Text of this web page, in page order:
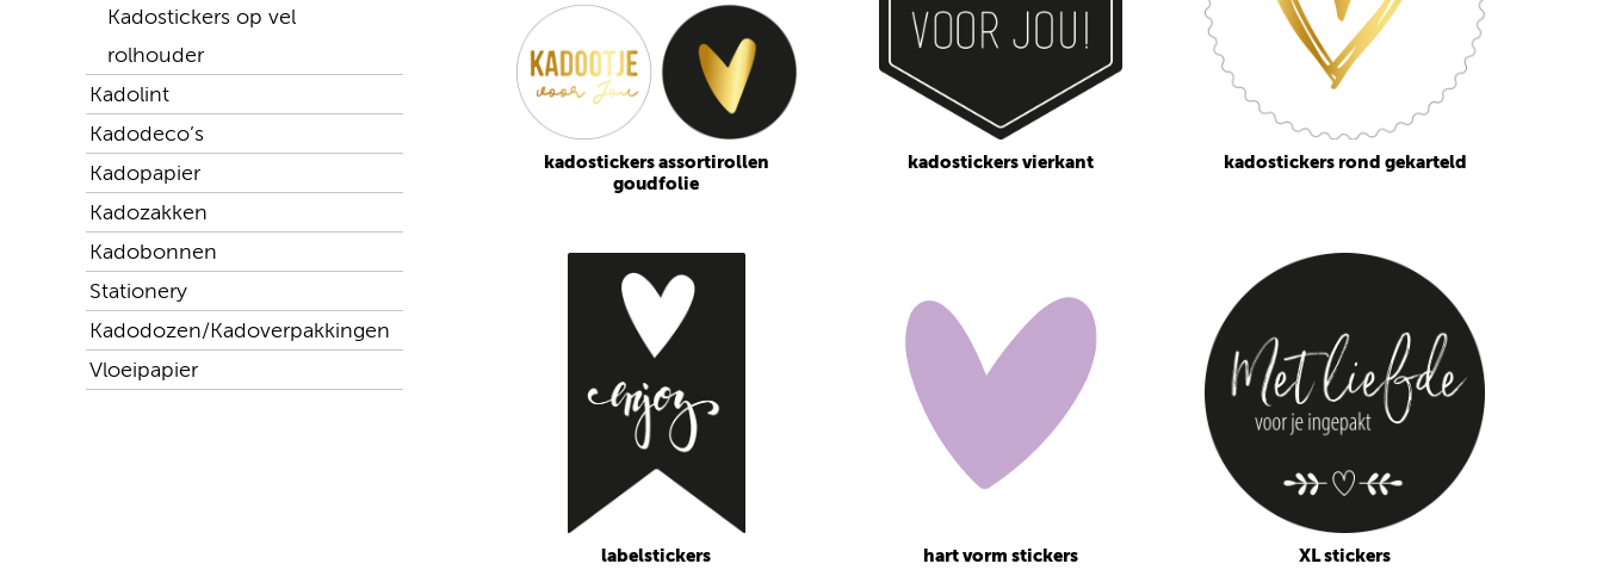
Kadostickers op vel
rolhouder
Kadolint
Kadodeco’s
Kadopapier
Kadozakken
Kadobonnen
Stationery
Kadodozen/Kadoverpakkingen
Vloeipapier
kadostickers assortirollen
goudfolie
kadostickers vierkant kadostickers rond gekarteld
labelstickers hart vorm stickers XL stickers